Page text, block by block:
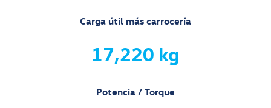
Carga útil más carrocería
17,220 kg
Potencia / Torque